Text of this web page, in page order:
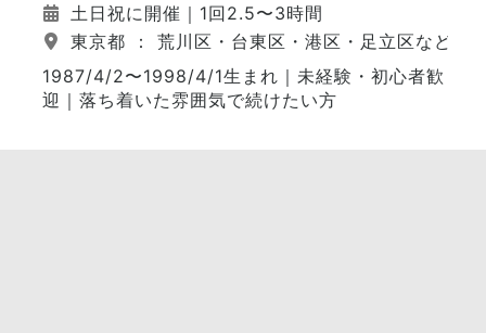
土日祝に開催｜1回2.5〜3時間
東京都 ： 荒川区・台東区・港区・足立区など（
1987/4/2〜1998/4/1生まれ｜未経験・初心者歓
迎｜落ち着いた雰囲気で続けたい方